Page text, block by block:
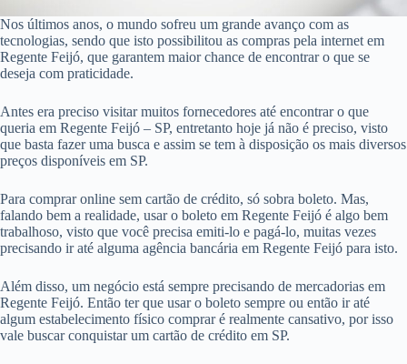
Nos últimos anos, o mundo sofreu um grande avanço com as
tecnologias, sendo que isto possibilitou as compras pela internet em
Regente Feijó, que garantem maior chance de encontrar o que se
deseja com praticidade.
Antes era preciso visitar muitos fornecedores até encontrar o que
queria em Regente Feijó – SP, entretanto hoje já não é preciso, visto
que basta fazer uma busca e assim se tem à disposição os mais diversos
preços disponíveis em SP.
Para comprar online sem cartão de crédito, só sobra boleto. Mas,
falando bem a realidade, usar o boleto em Regente Feijó é algo bem
trabalhoso, visto que você precisa emiti-lo e pagá-lo, muitas vezes
precisando ir até alguma agência bancária em Regente Feijó para isto.
Além disso, um negócio está sempre precisando de mercadorias em
Regente Feijó. Então ter que usar o boleto sempre ou então ir até
algum estabelecimento físico comprar é realmente cansativo, por isso
vale buscar conquistar um cartão de crédito em SP.